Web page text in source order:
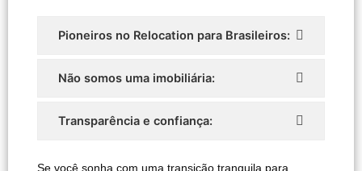
Pioneiros no Relocation para Brasileiros:
Não somos uma imobiliária:
Transparência e confiança:
Se você sonha com uma transição tranquila para